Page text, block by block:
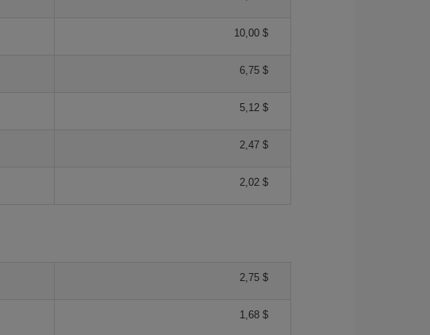
10,00 $
6,75 $
5,12 $
2,47 $
2,02 $
2,75 $
1,68 $